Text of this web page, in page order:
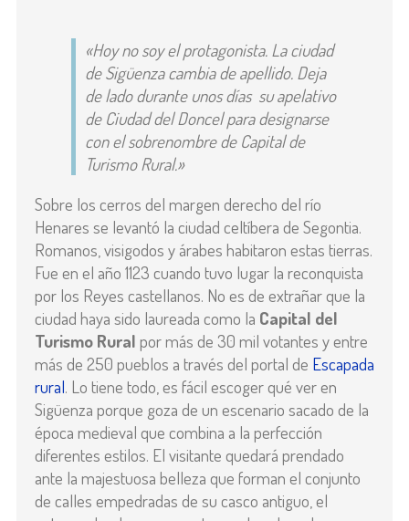
«Hoy no soy el protagonista. La ciudad
de Sigüenza cambia de apellido. Deja
de lado durante unos días su apelativo
de Ciudad del Doncel para designarse
con el sobrenombre de Capital de
Turismo Rural.»
Sobre los cerros del margen derecho del río
Henares se levantó la ciudad celtíbera de Segontia.
Romanos, visigodos y árabes habitaron estas tierras.
Fue en el año 1123 cuando tuvo lugar la reconquista
por los Reyes castellanos. No es de extrañar que la
ciudad haya sido laureada como la Capital del
Turismo Rural por más de 30 mil votantes y entre
más de 250 pueblos a través del portal de Escapada
rural. Lo tiene todo, es fácil escoger qué ver en
Sigüenza porque goza de un escenario sacado de la
época medieval que combina a la perfección
diferentes estilos. El visitante quedará prendado
ante la majestuosa belleza que forman el conjunto
de calles empedradas de su casco antiguo, el